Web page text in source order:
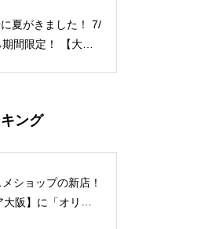
夏がきました！ 7/
間限定！ 【大阪/
イカによる装飾、
ング
ショップの新店！
大阪】に「オリー